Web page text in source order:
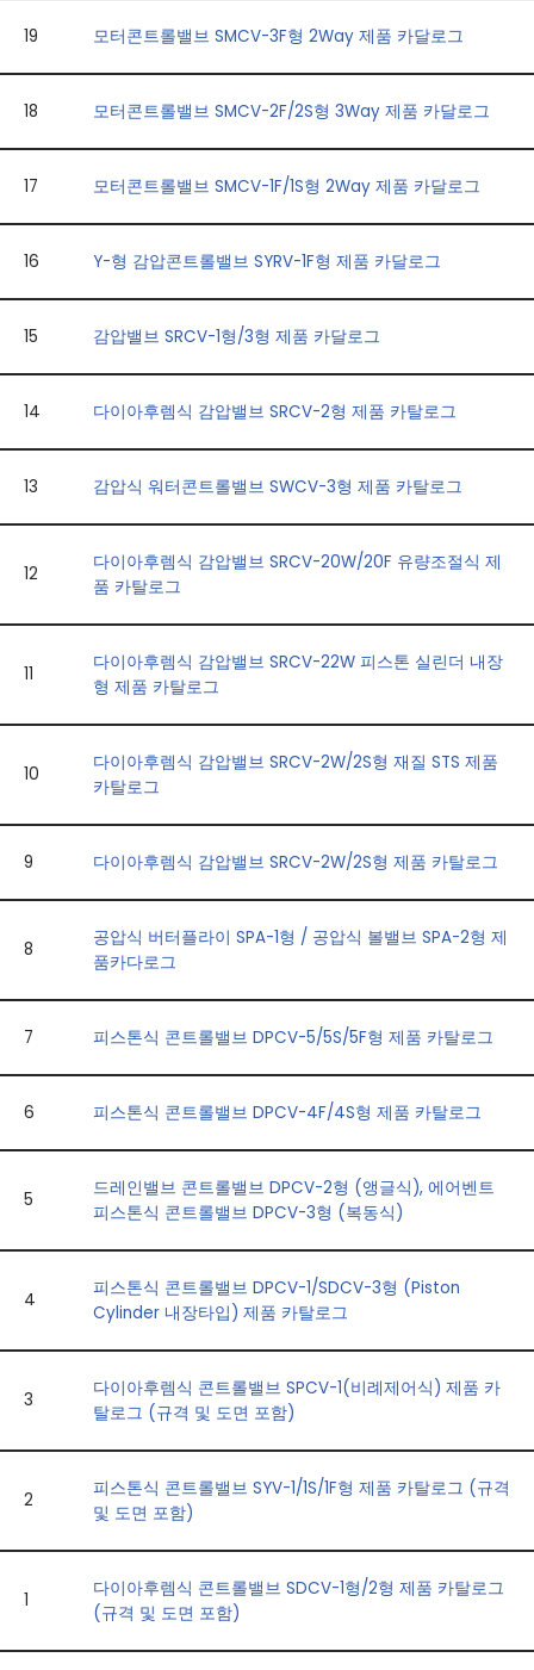
19 모터콘트롤밸브 SMCV-3F형 2Way 제품 카달로그
18 모터콘트롤밸브 SMCV-2F/2S형 3Way 제품 카달로그
17 모터콘트롤밸브 SMCV-1F/1S형 2Way 제품 카달로그
16 Y-형 감압콘트롤밸브 SYRV-1F형 제품 카달로그
15 감압밸브 SRCV-1형/3형 제품 카달로그
14 다이아후렘식 감압밸브 SRCV-2형 제품 카탈로그
13 감압식 워터콘트롤밸브 SWCV-3형 제품 카탈로그
12
다이아후렘식 감압밸브 SRCV-20W/20F 유량조절식 제
품 카탈로그
11
다이아후렘식 감압밸브 SRCV-22W 피스톤 실린더 내장
형 제품 카탈로그
10
다이아후렘식 감압밸브 SRCV-2W/2S형 재질 STS 제품
카탈로그
9 다이아후렘식 감압밸브 SRCV-2W/2S형 제품 카탈로그
8
공압식 버터플라이 SPA-1형 / 공압식 볼밸브 SPA-2형 제
품카다로그
7 피스톤식 콘트롤밸브 DPCV-5/5S/5F형 제품 카탈로그
6 피스톤식 콘트롤밸브 DPCV-4F/4S형 제품 카탈로그
5
드레인밸브 콘트롤밸브 DPCV-2형 (앵글식), 에어벤트
피스톤식 콘트롤밸브 DPCV-3형 (복동식)
4
피스톤식 콘트롤밸브 DPCV-1/SDCV-3형 (Piston
Cylinder 내장타입) 제품 카탈로그
3
다이아후렘식 콘트롤밸브 SPCV-1(비례제어식) 제품 카
탈로그 (규격 및 도면 포함)
2
피스톤식 콘트롤밸브 SYV-1/1S/1F형 제품 카탈로그 (규격
및 도면 포함)
1
다이아후렘식 콘트롤밸브 SDCV-1형/2형 제품 카탈로그
(규격 및 도면 포함)